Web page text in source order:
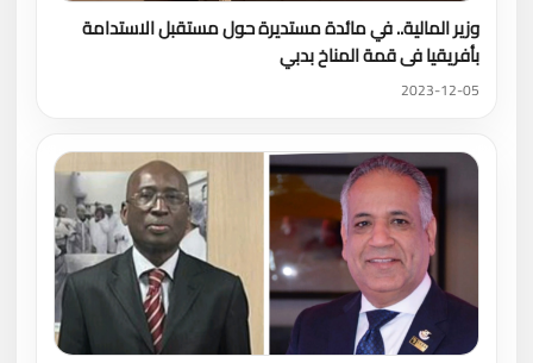
وزير المالية.. في مائدة مستديرة حول مستقبل الاستدامة
بأفريقيا فى قمة المناخ بدبي
2023-12-05